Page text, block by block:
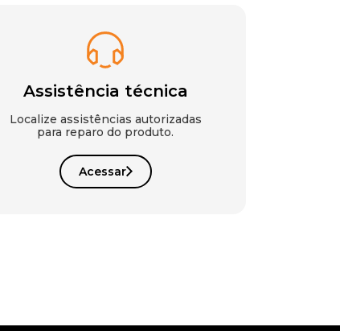
Assistência técnica
Localize assistências autorizadas
para reparo do produto.
Acessar